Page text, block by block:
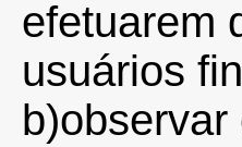
efetuarem
usuários